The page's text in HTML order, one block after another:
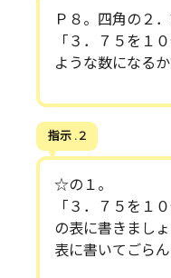
Ｐ８。四角の２．
「３．７５を１
ような数になる
指示 . 2
☆の１。
「３．７５を１
の表に書きましょ
表に書いてごらん